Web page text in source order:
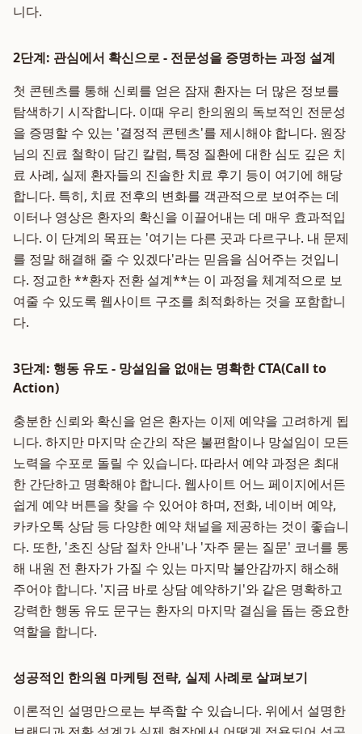
니다.
2단계: 관심에서 확신으로 - 전문성을 증명하는 과정 설계
첫 콘텐츠를 통해 신뢰를 얻은 잠재 환자는 더 많은 정보를
탐색하기 시작합니다. 이때 우리 한의원의 독보적인 전문성
을 증명할 수 있는 '결정적 콘텐츠'를 제시해야 합니다. 원장
님의 진료 철학이 담긴 칼럼, 특정 질환에 대한 심도 깊은 치
료 사례, 실제 환자들의 진솔한 치료 후기 등이 여기에 해당
합니다. 특히, 치료 전후의 변화를 객관적으로 보여주는 데
이터나 영상은 환자의 확신을 이끌어내는 데 매우 효과적입
니다. 이 단계의 목표는 '여기는 다른 곳과 다르구나. 내 문제
를 정말 해결해 줄 수 있겠다'라는 믿음을 심어주는 것입니
다. 정교한 **환자 전환 설계**는 이 과정을 체계적으로 보
여줄 수 있도록 웹사이트 구조를 최적화하는 것을 포함합니
다.
3단계: 행동 유도 - 망설임을 없애는 명확한 CTA(Call to
Action)
충분한 신뢰와 확신을 얻은 환자는 이제 예약을 고려하게 됩
니다. 하지만 마지막 순간의 작은 불편함이나 망설임이 모든
노력을 수포로 돌릴 수 있습니다. 따라서 예약 과정은 최대
한 간단하고 명확해야 합니다. 웹사이트 어느 페이지에서든
쉽게 예약 버튼을 찾을 수 있어야 하며, 전화, 네이버 예약,
카카오톡 상담 등 다양한 예약 채널을 제공하는 것이 좋습니
다. 또한, '초진 상담 절차 안내'나 '자주 묻는 질문' 코너를 통
해 내원 전 환자가 가질 수 있는 마지막 불안감까지 해소해
주어야 합니다. '지금 바로 상담 예약하기'와 같은 명확하고
강력한 행동 유도 문구는 환자의 마지막 결심을 돕는 중요한
역할을 합니다.
성공적인 한의원 마케팅 전략, 실제 사례로 살펴보기
이론적인 설명만으로는 부족할 수 있습니다. 위에서 설명한